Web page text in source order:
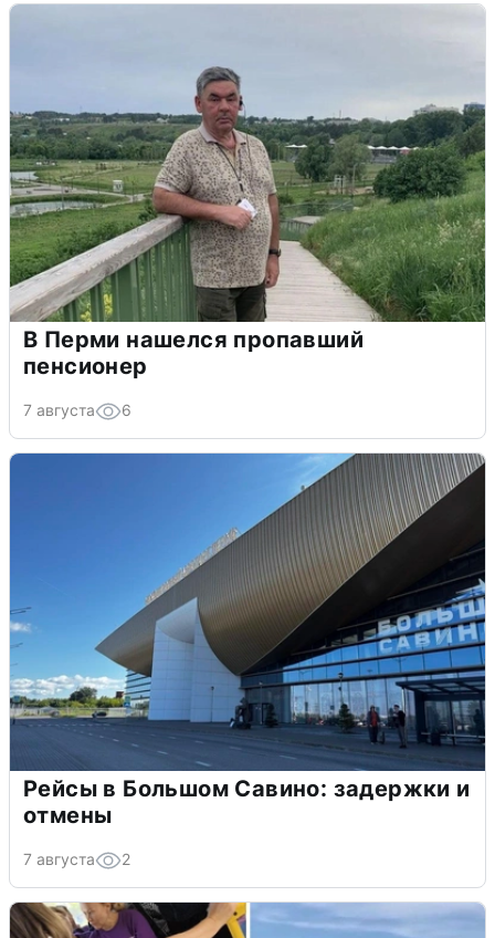
В Перми нашелся пропавший
пенсионер
7 августа 6
Рейсы в Большом Савино: задержки и
отмены
7 августа 2